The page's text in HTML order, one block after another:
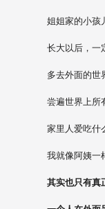
姐姐家的小孩
长大以后，一
多去外面的世
尝遍世界上所
家里人爱吃什
我就像阿姨一
其实也只有真